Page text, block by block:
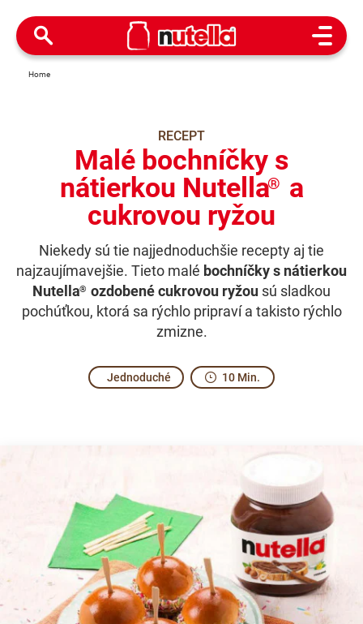
Open
Home
RECEPT
Malé bochníčky s
nátierkou Nutella® a
cukrovou ryžou
Niekedy sú tie najjednoduchšie recepty aj tie
najzaujímavejšie. Tieto malé bochníčky s nátierkou
Nutella® ozdobené cukrovou ryžou sú sladkou
pochúťkou, ktorá sa rýchlo pripraví a takisto rýchlo
zmizne.
Jednoduché 10 Min.